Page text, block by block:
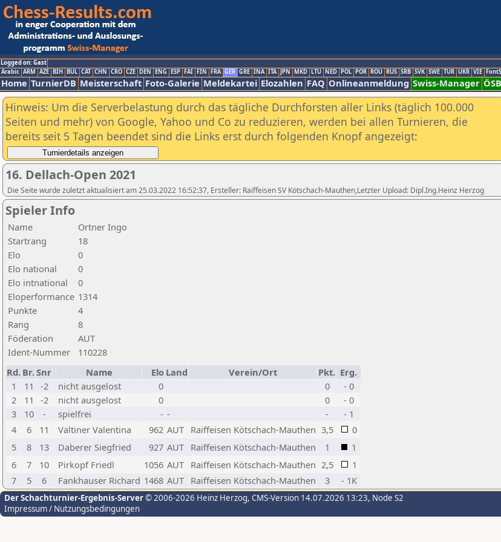
Logged on: Gast
Arabic ARM AZE BIH BUL CAT CHN CRO CZE DEN ENG ESP FAI FIN FRA GER GRE INA ITA JPN MKD LTU NED POL POR ROU RUS SRB SVK SWE TUR UKR VIE
Home TurnierDB Meisterschaft Foto-Galerie Meldekartei Elozahlen FAQ Onlineanmeldung Swiss-Manager ÖSB
Hinweis: Um die Serverbelastung durch das tägliche Durchforsten aller Links (täglich 100.000
Seiten und mehr) von Google, Yahoo und Co zu reduzieren, werden bei allen Turnieren, die
bereits seit 5 Tagen beendet sind die Links erst durch folgenden Knopf angezeigt:
16. Dellach-Open 2021
Die Seite wurde zuletzt aktualisiert am 25.03.2022 16:52:37, Ersteller: Raiffeisen SV Kötschach-Mauthen,Letzter Upload: Dipl.Ing.Heinz Herzog
Spieler Info
Name
Ortner Ingo
Startrang
18
Elo
0
Elo national
0
Elo intnational
0
Eloperformance 1314
Punkte
4
Rang
8
Föderation
AUT
Ident-Nummer
110228
Rd. Br.Snr Name Elo Land Verein/Ort Pkt. Erg.
1
11 -2 nicht ausgelost 0 0
- 0
2
11 -2 nicht ausgelost 0 0
- 0
3
10 - spielfrei - - -
- 1
4
6 11 Valtiner Valentina 962 AUT Raiffeisen Kötschach-Mauthen 3,5
0
5
8 13 Daberer Siegfried 927 AUT Raiffeisen Kötschach-Mauthen 1
1
6
7 10 Pirkopf Friedl 1056 AUT Raiffeisen Kötschach-Mauthen 2,5
1
7
5 6 Fankhauser Richard 1468 AUT Raiffeisen Kötschach-Mauthen 3 - 1K
Der Schachturnier-Ergebnis-Server© 2006-2026 Heinz Herzog, CMS-Version 14.07.2026 13:23, Node S2
Impressum / Nutzungsbedingungen